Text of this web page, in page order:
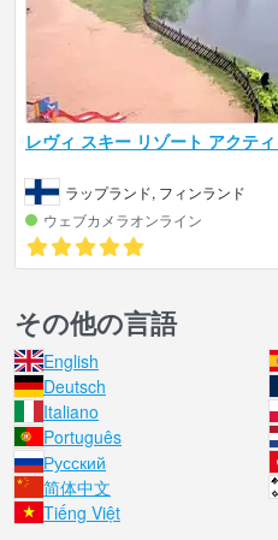
レヴィ スキー リゾート アクテ
ラップランド, フィンランド
ウェブカメラオンライン
その他の言語
English
Deutsch
Italiano
Português
Русский
简体中文
Tiếng Việt